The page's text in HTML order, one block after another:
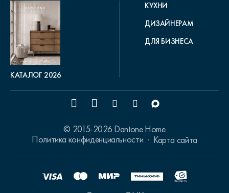
КАТАЛОГ 2026
КУХНИ
ДИЗАЙНЕРАМ
ДЛЯ БИЗНЕСА
© 2015-2026 Dantone Home
Политика конфиденциальности
Карта сайта